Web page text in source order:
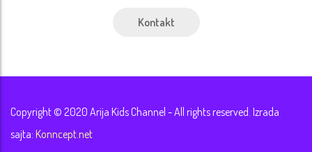
Kontakt
Copyright © 2020 Arija Kids Channel - All rights reserved. Izrada
sajta: Konncept.net